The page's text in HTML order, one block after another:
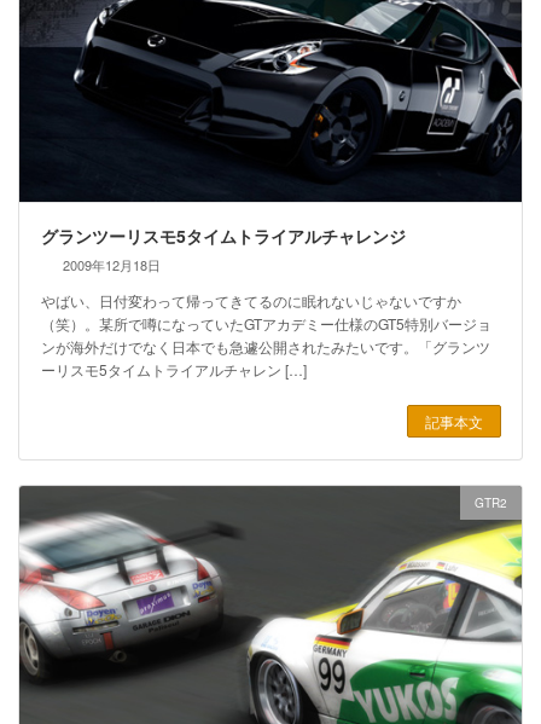
グランツーリスモ5タイムトライアルチャレンジ
2009年12月18日
やばい、日付変わって帰ってきてるのに眠れないじゃないですか
（笑）。某所で噂になっていたGTアカデミー仕様のGT5特別バージョ
ンが海外だけでなく日本でも急遽公開されたみたいです。「グランツ
ーリスモ5タイムトライアルチャレン […]
記事本文
GTR2